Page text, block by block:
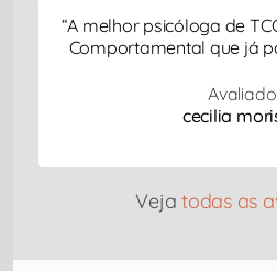
“A melhor psicóloga de
Comportamental que já
cecilia
Vejatodas as